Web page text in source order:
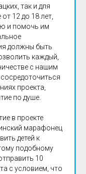
так и для
12 до 18 лет,
и помочь им
должны быть
каждый,
с нашим
проекта,
по душе.
в проекте
марафонец
детей к
подобному
10
с условием, что